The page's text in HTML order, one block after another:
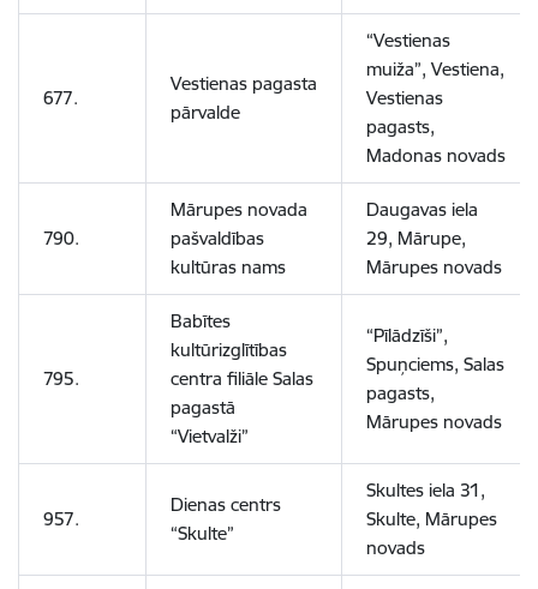
677.
Vestienas pagasta
pārvalde
“Vestienas
muiža”, Vestiena,
Vestienas
pagasts,
Madonas novads
790.
Mārupes novada
pašvaldības
kultūras nams
Daugavas iela
29, Mārupe,
Mārupes novads
795.
Babītes
kultūrizglītības
centra filiāle Salas
pagastā
“Vietvalži”
“Pīlādzīši”,
Spuņciems, Salas
pagasts,
Mārupes novads
957.
Dienas centrs
“Skulte”
Skultes iela 31,
Skulte, Mārupes
novads